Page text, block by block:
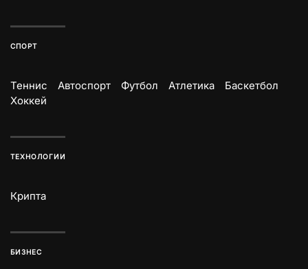
СПОРТ
Теннис Автоспорт Футбол Атлетика
Баскетбол
Хоккей
ТЕХНОЛОГИИ
Крипта
БИЗНЕС